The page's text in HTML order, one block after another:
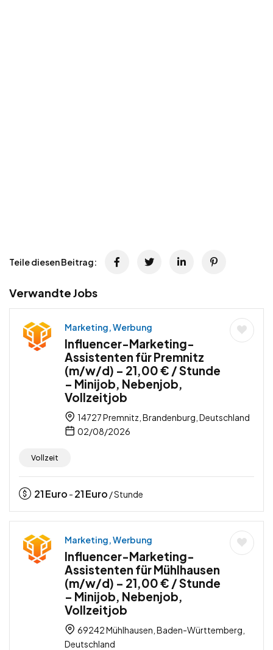
Teile diesen Beitrag:
Verwandte Jobs
Marketing, Werbung
Influencer-Marketing-
Assistenten für Premnitz
(m/w/d) – 21,00 € / Stunde
– Minijob, Nebenjob,
Vollzeitjob
14727 Premnitz, Brandenburg, Deutschland
02/08/2026
Vollzeit
21Euro - 21Euro / Stunde
Marketing, Werbung
Influencer-Marketing-
Assistenten für Mühlhausen
(m/w/d) – 21,00 € / Stunde
– Minijob, Nebenjob,
Vollzeitjob
69242 Mühlhausen, Baden-Württemberg,
Deutschland